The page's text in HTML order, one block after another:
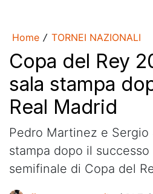
Home / TORNEI NAZIONALI
Copa del Rey
sala stampa
Real Madrid
Pedro Martinez e Sergio
stampa dopo il successo
semifinale di Copa del